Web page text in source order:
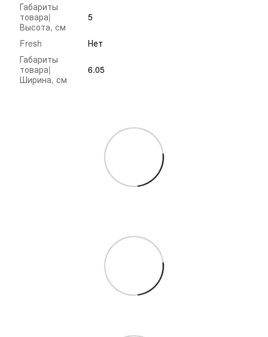
Габариты
товара|
Высота, см
5
Fresh
Нет
Габариты
товара|
Ширина, см
6.05